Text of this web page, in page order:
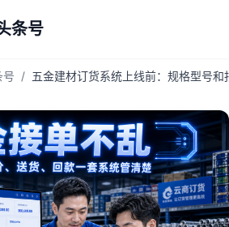
条号
号 / 五金建材订货系统上线前：规格型号